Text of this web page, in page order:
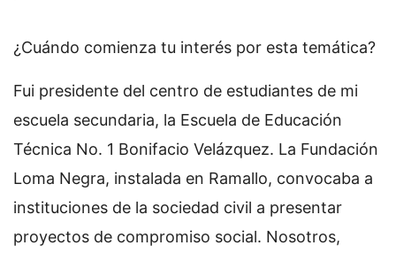
¿Cuándo comienza tu interés por esta temática?
Fui presidente del centro de estudiantes de mi
escuela secundaria, la Escuela de Educación
Técnica No. 1 Bonifacio Velázquez. La Fundación
Loma Negra, instalada en Ramallo, convocaba a
instituciones de la sociedad civil a presentar
proyectos de compromiso social. Nosotros,